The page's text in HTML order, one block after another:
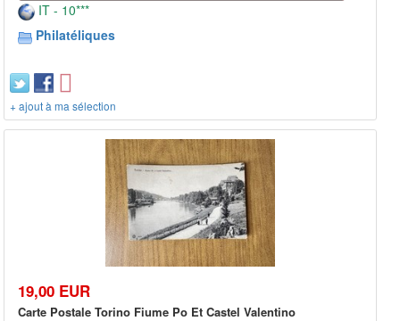
IT - 10***
Philatéliques
+ ajout à ma sélection
19,00 EUR
Carte Postale Torino Fiume Po Et Castel Valentino